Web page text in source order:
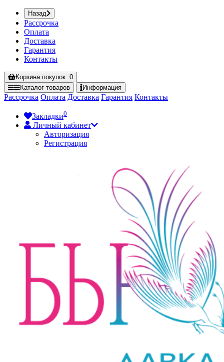
Назад
Рассрочка
Оплата
Доставка
Гарантия
Контакты
Корзинапокупок: 0
Каталог товаров Информация
Рассрочка Оплата Доставка Гарантия Контакты
Закладки0
Личный кабинет
Авторизация
Регистрация